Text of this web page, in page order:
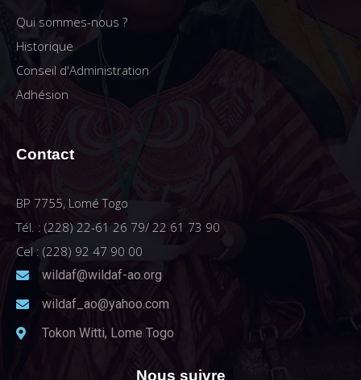
Qui sommes-nous ?
Historique
Conseil d'Administration
Adhésion
Contact
BP 7755, Lomé Togo
Tél. : (228) 22-61 26 79/ 22 61 73 90
Cel : (228) 92 47 90 00
wildaf@wildaf-ao.org
wildaf_ao@yahoo.com
Tokon Witti, Lome Togo
Nous suivre